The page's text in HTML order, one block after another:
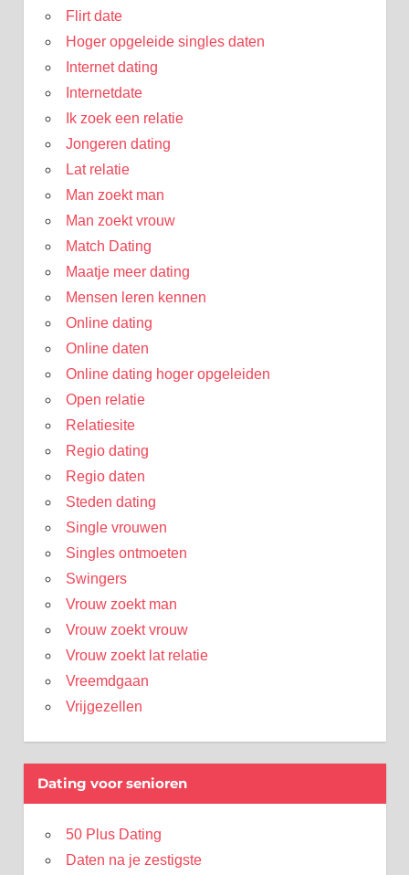
Flirt date
Hoger opgeleide singles daten
Internet dating
Internetdate
Ik zoek een relatie
Jongeren dating
Lat relatie
Man zoekt man
Man zoekt vrouw
Match Dating
Maatje meer dating
Mensen leren kennen
Online dating
Online daten
Online dating hoger opgeleiden
Open relatie
Relatiesite
Regio dating
Regio daten
Steden dating
Single vrouwen
Singles ontmoeten
Swingers
Vrouw zoekt man
Vrouw zoekt vrouw
Vrouw zoekt lat relatie
Vreemdgaan
Vrijgezellen
Dating voor senioren
50 Plus Dating
Daten na je zestigste